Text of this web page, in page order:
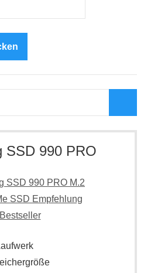
SSD 990 PRO